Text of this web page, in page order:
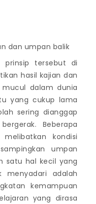
dan umpan balik
tersebut di
hasil kajian dan
dalam dunia
yang cukup lama
sering dianggap
Beberapa
kondisi
umpan
satu hal kecil yang
menyadari adalah
kemampuan
yang dirasa